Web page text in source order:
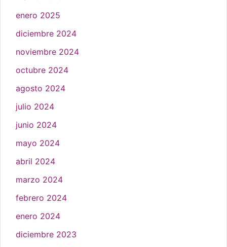
enero 2025
diciembre 2024
noviembre 2024
octubre 2024
agosto 2024
julio 2024
junio 2024
mayo 2024
abril 2024
marzo 2024
febrero 2024
enero 2024
diciembre 2023